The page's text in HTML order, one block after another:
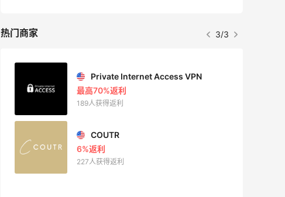
热门商家 3/3
Private Internet Access VPN
最高70%返利
189人获得返利
COUTR
6%返利
227人获得返利